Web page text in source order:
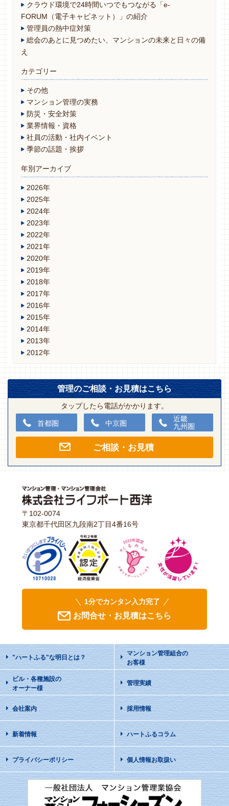
クラウド環境で24時間いつでもつながる「e-
FORUM（電子キャビネット）」の紹介
管理員の熱中症対策
総会のあとに見つめたい、マンションの未来と日々の備
え
カテゴリー
その他
マンション管理の実務
防災・安全対策
業界情報・資格
社員の活動・社内イベント
季節の話題・挨拶
年別アーカイブ
2026年
2025年
2024年
2023年
2022年
2021年
2020年
2019年
2018年
2017年
2016年
2015年
2014年
2013年
2012年
管理のご相談・お見積はこちら
タップしたら電話がかかります。
首都圏 中京圏
近畿
九州圏
ご相談・お見積
〒102-0074
東京都千代田区九段南2丁目4番16号
1分でカンタン入力完了
お問合せ・お見積はこちら
"ハートふる"な明日 とは？
マンション管理組合の
お客様
ビル・各種施設の
オーナー様
管理実績
会社案内 採用情報
新着情報 ハートふるコラム
プライバシーポリシー 個人情報お取扱い